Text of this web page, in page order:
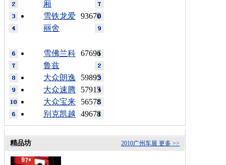
厢
93670
雪铁龙爱
丽舍
67696
雪佛兰科
鲁兹
59895
大众朗逸
57915
大众速腾
56578
大众宝来
49678
别克凯越
更多 >>
2010广州车展
精品坊